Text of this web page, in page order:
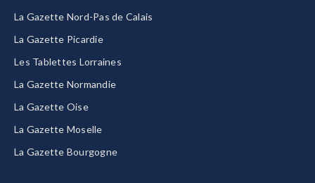
La Gazette Nord-Pas de Calais
La Gazette Picardie
Les Tablettes Lorraines
La Gazette Normandie
La Gazette Oise
La Gazette Moselle
La Gazette Bourgogne